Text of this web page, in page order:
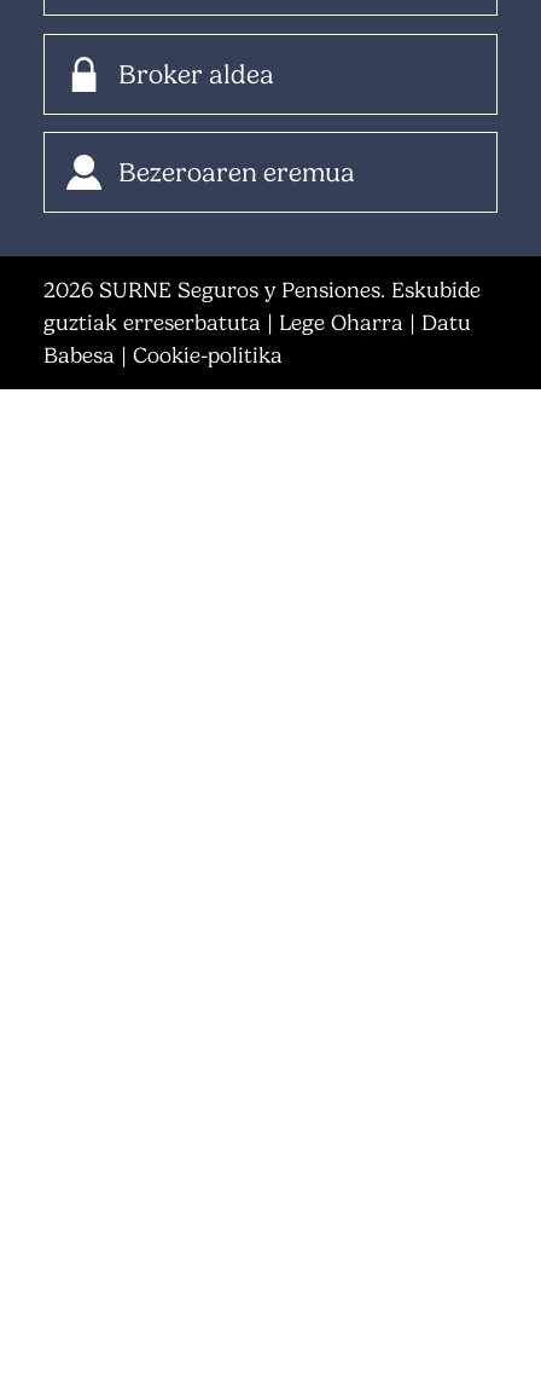
Broker aldea
Bezeroaren eremua
2026 SURNE Seguros y Pensiones. Eskubide
guztiak erreserbatuta | Lege Oharra | Datu
Babesa | Cookie-politika